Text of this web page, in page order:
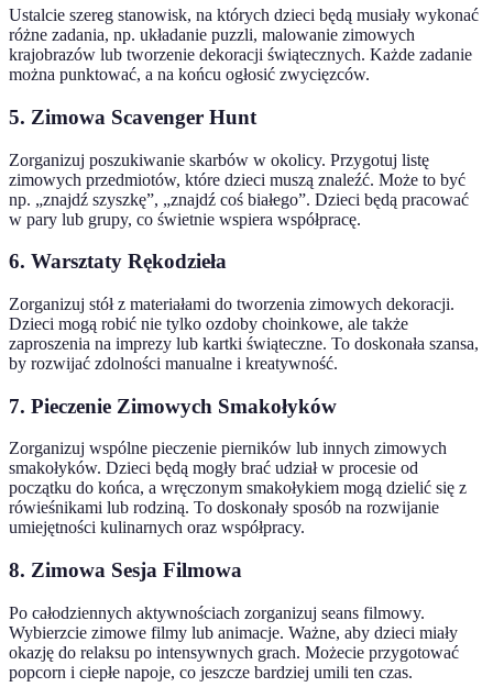
Ustalcie szereg stanowisk, na których dzieci będą musiały wykonać
różne zadania, np. układanie puzzli, malowanie zimowych
krajobrazów lub tworzenie dekoracji świątecznych. Każde zadanie
można punktować, a na końcu ogłosić zwycięzców.
5. Zimowa Scavenger Hunt
Zorganizuj poszukiwanie skarbów w okolicy. Przygotuj listę
zimowych przedmiotów, które dzieci muszą znaleźć. Może to być
np. „znajdź szyszkę”, „znajdź coś białego”. Dzieci będą pracować
w pary lub grupy, co świetnie wspiera współpracę.
6. Warsztaty Rękodzieła
Zorganizuj stół z materiałami do tworzenia zimowych dekoracji.
Dzieci mogą robić nie tylko ozdoby choinkowe, ale także
zaproszenia na imprezy lub kartki świąteczne. To doskonała szansa,
by rozwijać zdolności manualne i kreatywność.
7. Pieczenie Zimowych Smakołyków
Zorganizuj wspólne pieczenie pierników lub innych zimowych
smakołyków. Dzieci będą mogły brać udział w procesie od
początku do końca, a wręczonym smakołykiem mogą dzielić się z
rówieśnikami lub rodziną. To doskonały sposób na rozwijanie
umiejętności kulinarnych oraz współpracy.
8. Zimowa Sesja Filmowa
Po całodziennych aktywnościach zorganizuj seans filmowy.
Wybierzcie zimowe filmy lub animacje. Ważne, aby dzieci miały
okazję do relaksu po intensywnych grach. Możecie przygotować
popcorn i ciepłe napoje, co jeszcze bardziej umili ten czas.